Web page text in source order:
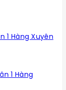
1 Hàng